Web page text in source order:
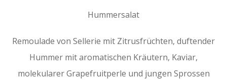
Hummersalat
Remoulade von Sellerie mit Zitrusfrüchten, duftender
Hummer mit aromatischen Kräutern, Kaviar,
molekularer Grapefruitperle und jungen Sprossen